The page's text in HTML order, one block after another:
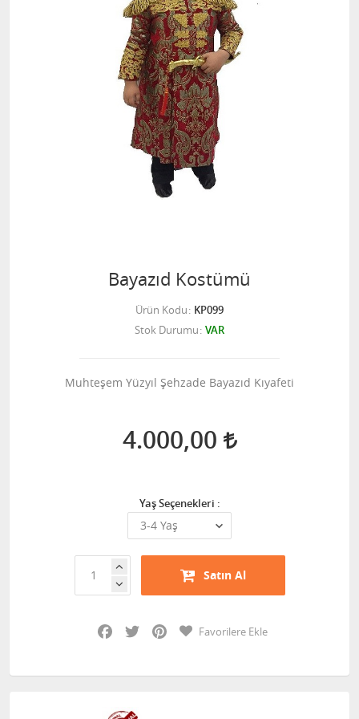
Bayazıd Kostümü
Ürün Kodu KP099
Stok Durumu VAR
Muhteşem Yüzyıl Şehzade Bayazıd Kıyafeti
4.000,00
Yaş Seçenekleri :
Satın Al
Facebook
Twitter PinterestFavorilere Ekle